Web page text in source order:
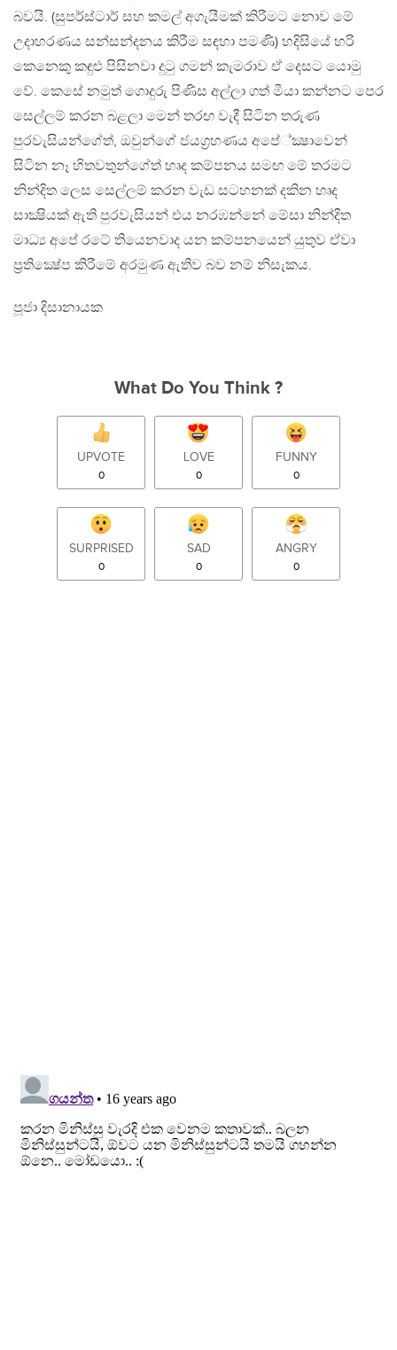
බවයි. (සුපර්ස්ටාර් සහ කමල් අගැයීමක් කිරීමට නොව මේ
උදාහරණය සන්සන්දනය කිරීම සඳහා පමණි) හදිසියේ හරි
කෙනෙකු කඳුළු පිසිනවා දුටු ගමන් කැමරාව ඒ දෙසට යොමු
වේ. කෙසේ නමුත් ගොදුරු පිණිස අල්ලා ගත් මීයා කන්නට පෙර
සෙල්ලම් කරන බළලා මෙන් තරඟ වැදී සිටින තරුණ
පුරවැසියන්ගේත්, ඔවුන්ගේ ජයග්‍රහණය අපේ්ක්‍ෂාවෙන්
සිටින නෑ හිතවතුන්ගේත් හෘද කම්පනය සමඟ මේ තරමට
නින්දිත ලෙස සෙල්ලම් කරන වැඩ සටහනක් දකින හෘද
සාක්‍ෂියක් ඇති පුරවැසියන් එය නරඹන්නේ මේසා නින්දිත
මාධ්‍ය අපේ රටේ තියෙනවාද යන කම්පනයෙන් යුතුව ඒවා
ප්‍රතික්‍ෂේප කිරීමේ අරමුණ ඇතිව බව නම් නිසැකය.
පූජා දිසානායක
What Do You Think ?
UPVOTE
0
LOVE
0
FUNNY
0
SURPRISED
0
SAD
0
ANGRY
0